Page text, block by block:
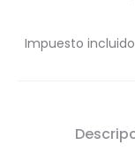
Impuesto